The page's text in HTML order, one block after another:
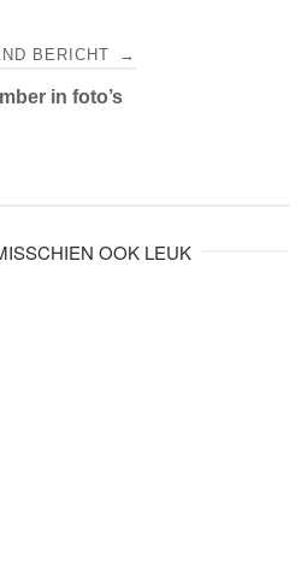
BERICHT →
in foto’s
OOK LEUK